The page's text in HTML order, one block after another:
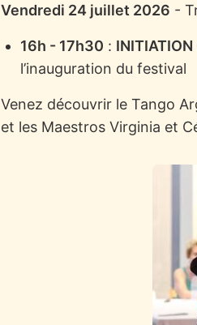
Vendredi 24 juillet 2026 -
16h - 17h30 :
l’inauguration du festival
Venez découvrir le Tango
et les Maestros Virginia et